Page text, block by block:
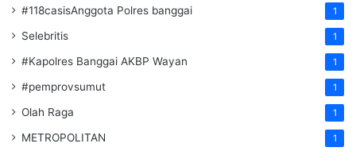
#118casisAnggota Polres banggai 1
Selebritis 1
#Kapolres Banggai AKBP Wayan 1
#pemprovsumut 1
Olah Raga 1
METROPOLITAN 1